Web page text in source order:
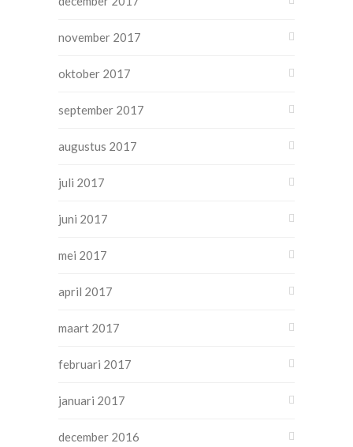
november 2017
oktober 2017
september 2017
augustus 2017
juli 2017
juni 2017
mei 2017
april 2017
maart 2017
februari 2017
januari 2017
december 2016